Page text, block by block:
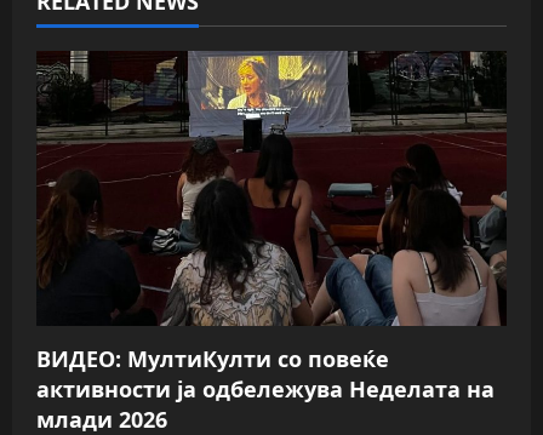
i
g
a
t
i
o
n
ВИДЕО: МултиКулти со повеќе
активности ја одбележува Неделата на
млади 2026